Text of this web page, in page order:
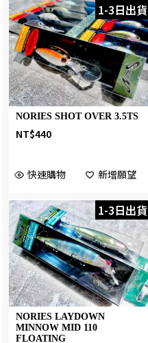
1-3日出貨
NORIES SHOT OVER 3.5TS
NT$440
快速購物 新增願望
1-3日出貨
NORIES LAYDOWN
MINNOW MID 110
FLOATING